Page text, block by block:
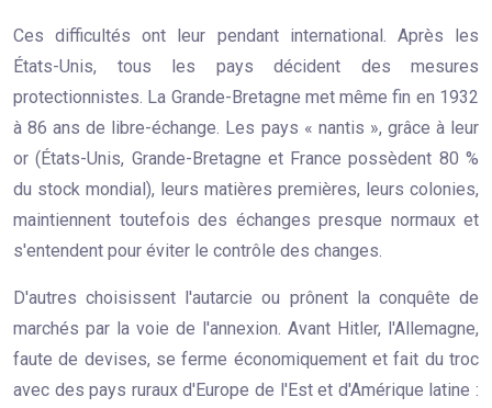
Ces difficultés ont leur pendant international. Après les
États-Unis, tous les pays décident des mesures
protectionnistes. La Grande-Bretagne met même fin en 1932
à 86 ans de libre-échange. Les pays « nantis », grâce à leur
or (États-Unis, Grande-Bretagne et France possèdent 80 %
du stock mondial), leurs matières premières, leurs colonies,
maintiennent toutefois des échanges presque normaux et
s'entendent pour éviter le contrôle des changes.
D'autres choisissent l'autarcie ou prônent la conquête de
marchés par la voie de l'annexion. Avant Hitler, l'Allemagne,
faute de devises, se ferme économiquement et fait du troc
avec des pays ruraux d'Europe de l'Est et d'Amérique latine :